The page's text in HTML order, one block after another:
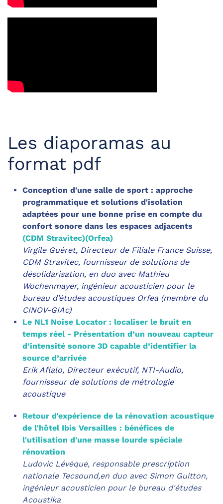
Les diaporamas au
format pdf
Conception d'une salle de sport : approche
programmatique et solutions d'isolation
adaptées pour une bonne prise en compte du
confort sonore dans les espaces adjacents
(CDM Stravitec)(Orfea)
Virgile Guéret, Directeur de Filiale France Suisse,
CDM Stravitec, fournisseur de solutions de
désolidarisation, en duo avec Mathieu
Wochenmayer, ingénieur acousticien pour le
bureau d’études acoustiques Orfea (membre du
CINOV-GIAc)
Le NL1 Noise Locator : localiser le bruit en
temps réel - Présentation d’un nouveau capteur
d’intensité sonore 3D capable d’identifier la
source d’arrivée
Erik Aflalo, Directeur exécutif, NTI-Audio,
fournisseur de solutions de métrologie
acoustique
Retour d'expérience de la rénovation acoustique
de l'hôtel Ibis Versailles : bénéfices de
l'utilisation d'une masse lourde spéciale
rénovation
Ludovic Lévèque, responsable prescription
nationale Tecsound,en duo avec Simon Guitton,
ingénieur acousticien pour le bureau d'études
Acoustika